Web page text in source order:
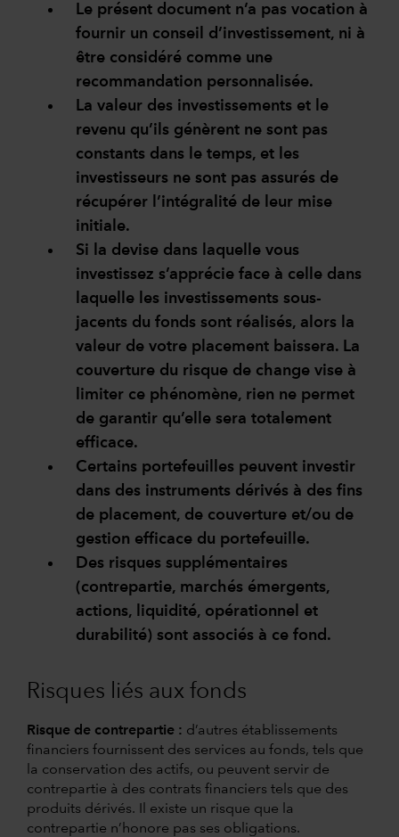
Le présent document n’a pas vocation à
fournir un conseil d’investissement, ni à
être considéré comme une
recommandation personnalisée.
La valeur des investissements et le
revenu qu’ils génèrent ne sont pas
constants dans le temps, et les
investisseurs ne sont pas assurés de
récupérer l’intégralité de leur mise
initiale.
Si la devise dans laquelle vous
investissez s’apprécie face à celle dans
laquelle les investissements sous-
jacents du fonds sont réalisés, alors la
valeur de votre placement baissera. La
couverture du risque de change vise à
limiter ce phénomène, rien ne permet
de garantir qu’elle sera totalement
efficace.
Certains portefeuilles peuvent investir
dans des instruments dérivés à des fins
de placement, de couverture et/ou de
gestion efficace du portefeuille.
Des risques supplémentaires
(contrepartie, marchés émergents,
actions, liquidité, opérationnel et
durabilité) sont associés à ce fond.
Risques liés aux fonds
Risque de contrepartie : d’autres établissements
financiers fournissent des services au fonds, tels que
la conservation des actifs, ou peuvent servir de
contrepartie à des contrats financiers tels que des
produits dérivés. Il existe un risque que la
contrepartie n’honore pas ses obligations.